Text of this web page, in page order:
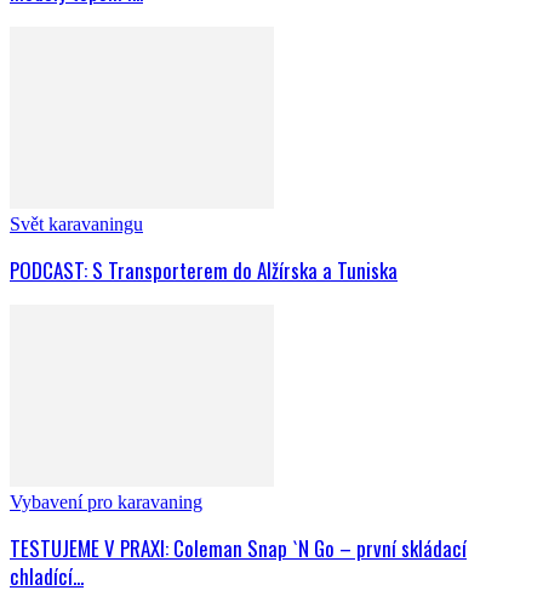
Svět karavaningu
PODCAST: S Transporterem do Alžírska a Tuniska
Vybavení pro karavaning
TESTUJEME V PRAXI: Coleman Snap `N Go – první skládací
chladící...